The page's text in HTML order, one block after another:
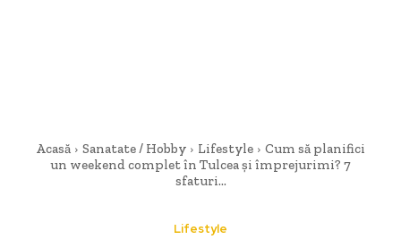
Acasă Sanatate / Hobby Lifestyle
Cum să planifici
un weekend complet în Tulcea și împrejurimi? 7
sfaturi...
Lifestyle